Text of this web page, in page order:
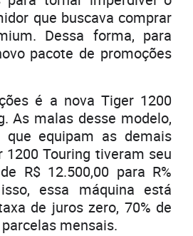
que buscava comprar
Dessa forma, para
pacote de promoções
é a nova Tiger 1200
As malas desse modelo,
equipam as demais
1200 Touring tiveram seu
R$ 12.500,00 para R%
essa máquina está
de juros zero, 70% de
mensais.